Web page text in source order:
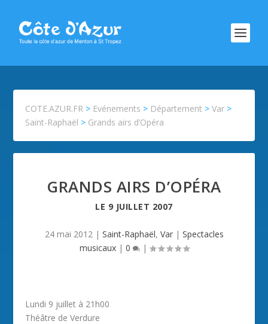
COTE.AZUR.FR > Evénements > Département >Var >
Saint-Raphaël > Grands airs d’Opéra
GRANDS AIRS D’OPÉRA
LE 9 JUILLET 2007
24 mai 2012| Saint-Raphaël, Var| Spectacles
musicaux| 0 |
Lundi 9 juillet à 21h00
Théâtre de Verdure